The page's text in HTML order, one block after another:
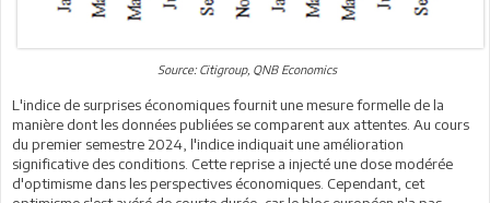
Source: Citigroup, QNB Economics
L'indice de surprises économiques fournit une mesure formelle de la
manière dont les données publiées se comparent aux attentes. Au cours
du premier semestre 2024, l'indice indiquait une amélioration
significative des conditions. Cette reprise a injecté une dose modérée
d'optimisme dans les perspectives économiques. Cependant, cet